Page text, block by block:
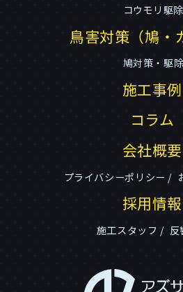
コウモリ駆除
鳥害対策（鳩・
鳩対策・駆除
施工事例
コラム
会社概要
プライバシーポリシー
採用情報
施工スタッフ 反